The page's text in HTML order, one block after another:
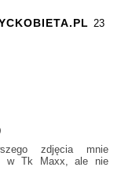
23
zdjęcia mnie
w Tk Maxx, ale nie